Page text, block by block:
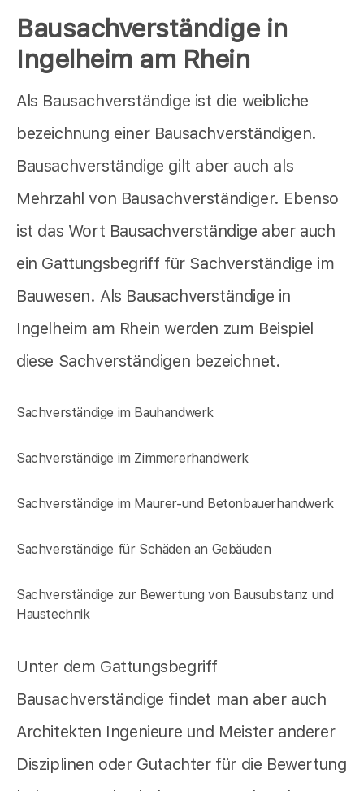
Bausachverständige in
Ingelheim am Rhein
Als Bausachverständige ist die weibliche
bezeichnung einer Bausachverständigen.
Bausachverständige gilt aber auch als
Mehrzahl von Bausachverständiger. Ebenso
ist das Wort Bausachverständige aber auch
ein Gattungsbegriff für Sachverständige im
Bauwesen. Als Bausachverständige in
Ingelheim am Rhein werden zum Beispiel
diese Sachverständigen bezeichnet.
Sachverständige im Bauhandwerk
Sachverständige im Zimmererhandwerk
Sachverständige im Maurer-und Betonbauerhandwerk
Sachverständige für Schäden an Gebäuden
Sachverständige zur Bewertung von Bausubstanz und
Haustechnik
Unter dem Gattungsbegriff
Bausachverständige findet man aber auch
Architekten Ingenieure und Meister anderer
Disziplinen oder Gutachter für die Bewertung